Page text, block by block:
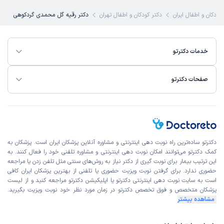
زمان انتظار:
ویزیت آنلاین بودم ولی در کل راضی بودم
علت مراجعه:
زمان انتظار:0-15 دقیقه
بسیار دکتر بااخلاق و با وجدان هستند از شهرستان تماس گرفتم
اینترنتی تمام مدارک و بررسی کردن
علت مراجعه: ارزیابی تأخیر در رشد و تکامل کودکان
و اطفال ایران دکتر کودکان و اطفال تهران دکتر رقیه گل محمدی گردکوهی
خدمات دکترتو
صفحات دکترتو
دکترتو ساده‌ترین راه نوبت‌ دهی اینترنتی و مشاوره آنلاین پزشکان ایران است. پزشکان به
کمک دکترتو می‌توانند امکان نوبت دهی اینترنتی و مشاوره تلفنی خود را فعال کنند. به
این ترتیب بیمار برای نوبت گیری از دکتر نیاز به روش‌های سنتی مثل تلفن زدن یا مراجعه
حضوری ندارد. برای گرفتن نوبت ویزیت حضوری یا تلفنی از بهترین پزشکان ایران کافی
است به سایت نوبت دهی اینترنتی دکترتو یا اپلیکیشن دکترتو مراجعه کنید و از لیست
پزشکان متخصص و فوق تخصص دکترتو در زمان مورد نظر خود نوبت ویزیت بگیرید.
مشاهده بیشتر